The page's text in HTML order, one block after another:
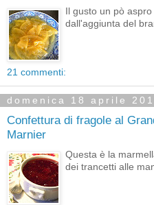
Il gusto un pò
dall'aggiunta del
21 commenti:
domenica 18 aprile
Confettura di fragole al
Marnier
Questa è la
dei trancetti alle